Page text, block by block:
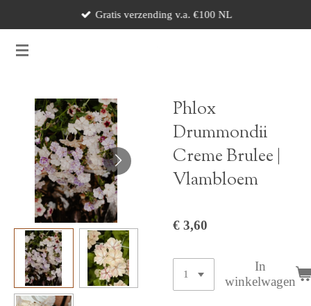
naar
Gratis verzending v.a. €100 NL
Phlox
Drummondii
Creme Brulee |
Vlambloem
€ 3,60
In
winkelwagen